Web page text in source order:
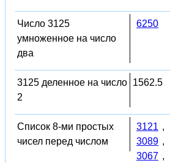
Число 3125
умноженное на число
два
6250
3125 деленное на число
2
1562.5
Список 8-ми простых
чисел перед числом
3121 ,
3089 ,
3067 ,